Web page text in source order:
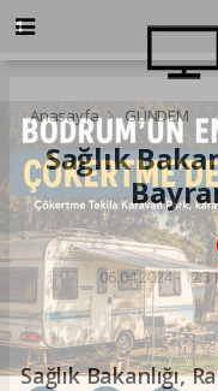
Anasayfa GÜNDEM
Sağlık
06.04.2024 -
Sağlık Bakanlığı,